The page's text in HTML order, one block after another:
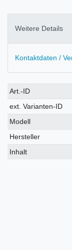
Weitere Details
Kontaktdaten /
Technisches
Merkmal
Wert
Art.-ID
ext. Varianten-ID
Modell
Hersteller
Inhalt